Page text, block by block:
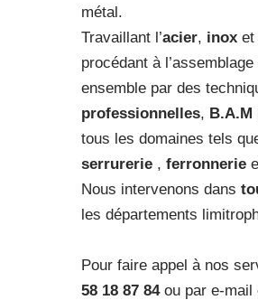
métal.
Travaillant l’acier, inoxet
procédant à
ensemble par des
professionnelles, B.A.M
tous les domaines tels
serrurerie, ferronnerie
Nous intervenons dans
les départements
Pour faire appel à nos
58 18 87 84ou par e-mail